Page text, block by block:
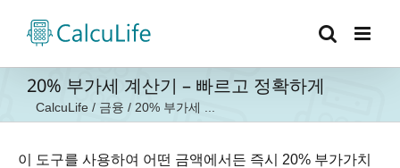
20% 부가세 계산기 – 빠르고 정확하게
CalcuLife / 금융 / 20% 부가세 ...
이 도구를 사용하여 어떤 금액에서든 즉시 20% 부가가치